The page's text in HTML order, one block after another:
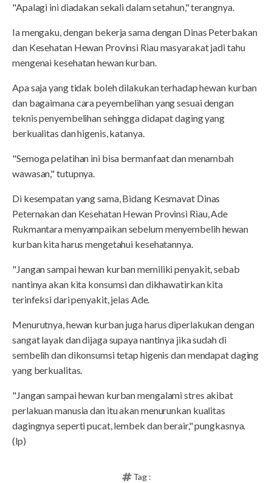
"Apalagi ini diadakan sekali dalam setahun," terangnya.
Ia mengaku, dengan bekerja sama dengan Dinas Peterbakan
dan Kesehatan Hewan Provinsi Riau masyarakat jadi tahu
mengenai kesehatan hewan kurban.
Apa saja yang tidak boleh dilakukan terhadap hewan kurban
dan bagaimana cara peyembelihan yang sesuai dengan
teknis penyembelihan sehingga didapat daging yang
berkualitas dan higenis, katanya.
"Semoga pelatihan ini bisa bermanfaat dan menambah
wawasan," tutupnya.
Di kesempatan yang sama, Bidang Kesmavat Dinas
Peternakan dan Kesehatan Hewan Provinsi Riau, Ade
Rukmantara menyampaikan sebelum menyembelih hewan
kurban kita harus mengetahui kesehatannya.
"Jangan sampai hewan kurban memiliki penyakit, sebab
nantinya akan kita konsumsi dan dikhawatirkan kita
terinfeksi dari penyakit, jelas Ade.
Menurutnya, hewan kurban juga harus diperlakukan dengan
sangat layak dan dijaga supaya nantinya jika sudah di
sembelih dan dikonsumsi tetap higenis dan mendapat daging
yang berkualitas.
"Jangan sampai hewan kurban mengalami stres akibat
perlakuan manusia dan itu akan menurunkan kualitas
dagingnya seperti pucat, lembek dan berair," pungkasnya.
(lp)
Tag :